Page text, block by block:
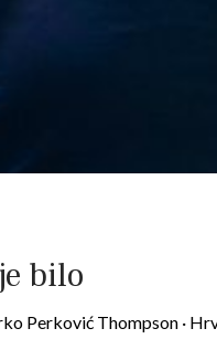
bilo
Thompson ·